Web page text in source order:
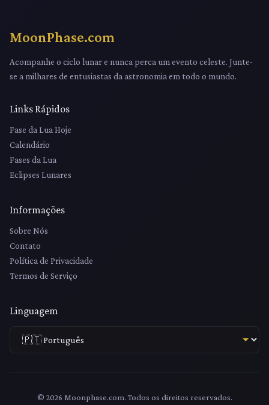
MoonPhase.com
Acompanhe o ciclo lunar e nunca perca um evento celeste. Junte-
se a milhares de entusiastas da astronomia em todo o mundo.
Links Rápidos
Fase da Lua Hoje
Calendário
Fases da Lua
Eclipses Lunares
Informações
Sobre Nós
Contato
Política de Privacidade
Termos de Serviço
Linguagem
© 2026 Moonphase.com. Todos os direitos reservados.